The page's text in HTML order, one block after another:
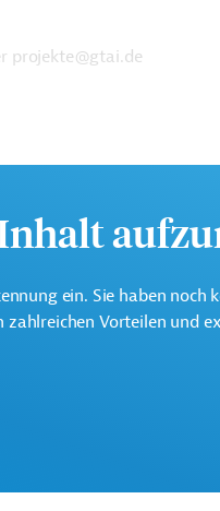
projekte@gtai.de
ein. Sie haben noch
Vorteilen und